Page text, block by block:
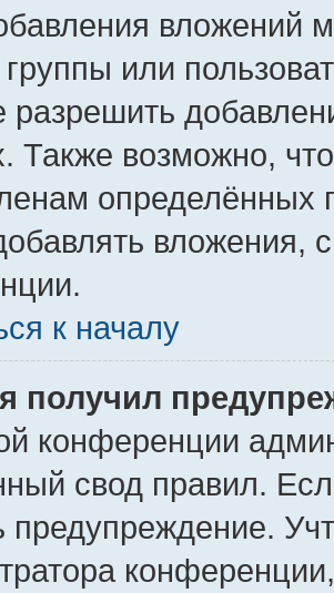
вложений
или
разрешить
Также возможно,
определённых
вложения,
к началу
получил
конференции
свод правил.
предупреждение.